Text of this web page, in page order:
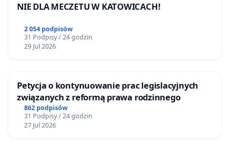
NIE DLA MECZETU W KATOWICACH!
2 054 podpisów
31 Podpisy / 24 godzin
29 Jul 2026
Petycja o kontynuowanie prac legislacyjnych
związanych z reformą prawa rodzinnego
862 podpisów
31 Podpisy / 24 godzin
27 Jul 2026